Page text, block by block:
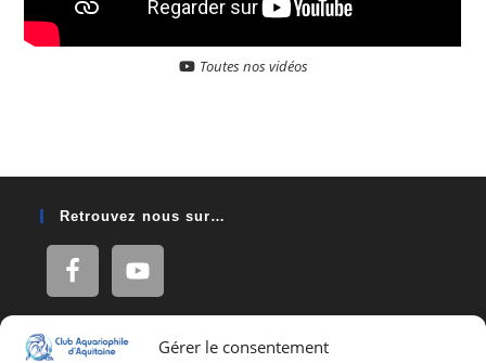
Gérer le consentement
Toutes nos vidéos
Retrouvez nous sur…
Adresse